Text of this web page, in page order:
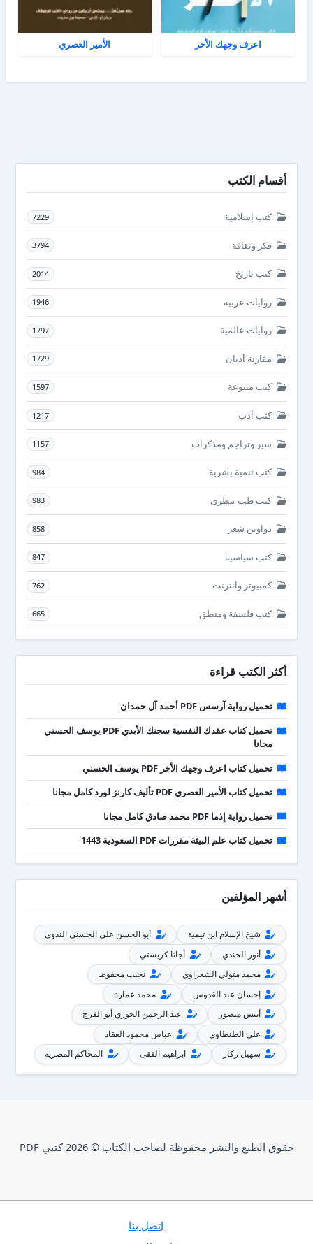
اعرف وجهك الأخر الأمير العصري
أقسام الكتب
كتب إسلامية 7229
فكر وثقافة 3794
كتب تاريخ 2014
روايات عربية 1946
روايات عالمية 1797
مقارنة أديان 1729
كتب متنوعة 1597
كتب أدب 1217
سير وتراجم ومذكرات 1157
كتب تنمية بشرية 984
كتب طب بيطرى 983
دواوين شعر 858
كتب سياسية 847
كمبيوتر وانترنت 762
كتب فلسفة ومنطق 665
أكثر الكتب قراءة
تحميل رواية آرسس PDF أحمد آل حمدان
تحميل كتاب عقدك النفسية سجنك الأبدي PDF يوسف الحسني
مجانا
تحميل كتاب اعرف وجهك الأخر PDF يوسف الحسني
تحميل كتاب الأمير العصري PDF تأليف كارنز لورد كامل مجانا
تحميل رواية إذما PDF محمد صادق كامل مجانا
تحميل كتاب علم البيئة مقررات PDF السعودية 1443
أشهر المؤلفين
شيخ الإسلام ابن تيمية
أبو الحسن علي الحسني الندوي
أنور الجندي
أجاثا كريستي
محمد متولي الشعراوي
نجيب محفوظ
إحسان عبد القدوس
محمد عمارة
أنيس منصور
عبد الرحمن الجوزي أبو الفرج
علي الطنطاوي
عباس محمود العقاد
سهيل زكار
ابراهيم الفقى المحاكم المصرية
حقوق الطبع والنشر محفوظة لصاحب الكتاب © 2026 كتبي PDF
إتصل بنا